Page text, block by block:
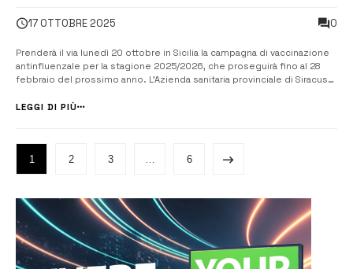
17 OTTOBRE 2025 0
Prenderà il via lunedì 20 ottobre in Sicilia la campagna di vaccinazione
antinfluenzale per la stagione 2025/2026, che proseguirà fino al 28
febbraio del prossimo anno. L’Azienda sanitaria provinciale di Siracusa,
Fabio Contarino, ha già predisposto l’approvvigionamento e la...
LEGGI DI PIÙ
1 2 3 … 6